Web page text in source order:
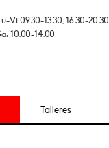
Vi 09.30-13.30, 16.30-20.30
10.00-14.00
Talleres